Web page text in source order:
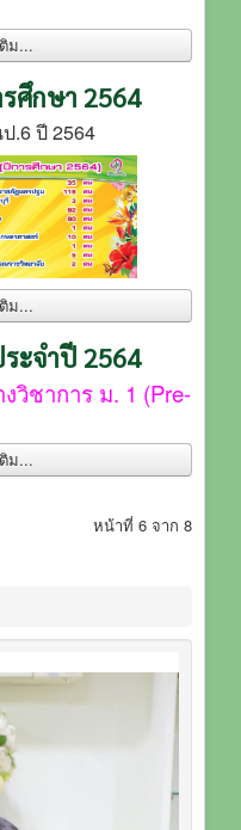
ม...
ศึกษา 2564
.6 ปี 2564
ม...
ะจำปี 2564
วิชาการ ม. 1 (Pre-
ม...
หน้าที่ 6 จาก 8